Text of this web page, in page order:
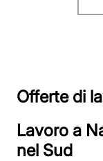
Offerte di
Lavoro a
nel Sud